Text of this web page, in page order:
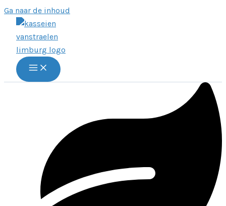
Ga naar de inhoud